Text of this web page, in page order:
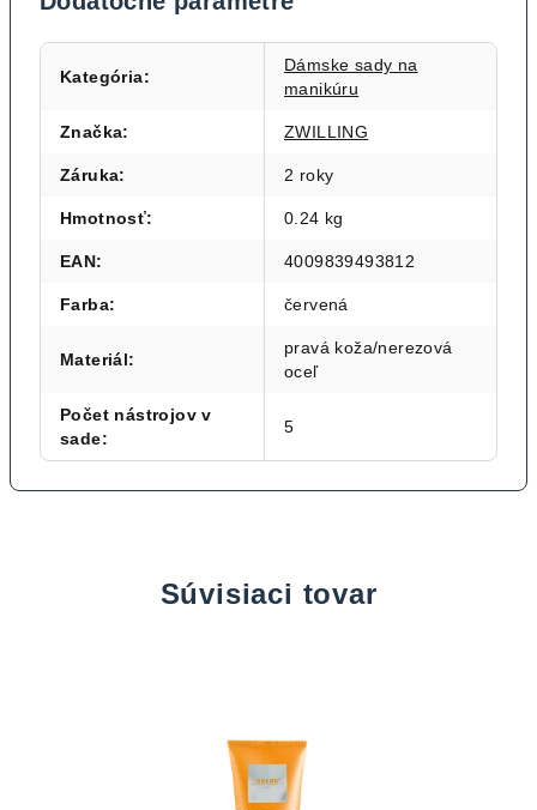
Kategória:
Dámske sady na
manikúru
Značka: ZWILLING
Záruka: 2 roky
Hmotnosť: 0.24 kg
EAN: 4009839493812
Farba: červená
Materiál:
pravá koža/nerezová
oceľ
Počet nástrojov v
sade:
5
Súvisiaci tovar